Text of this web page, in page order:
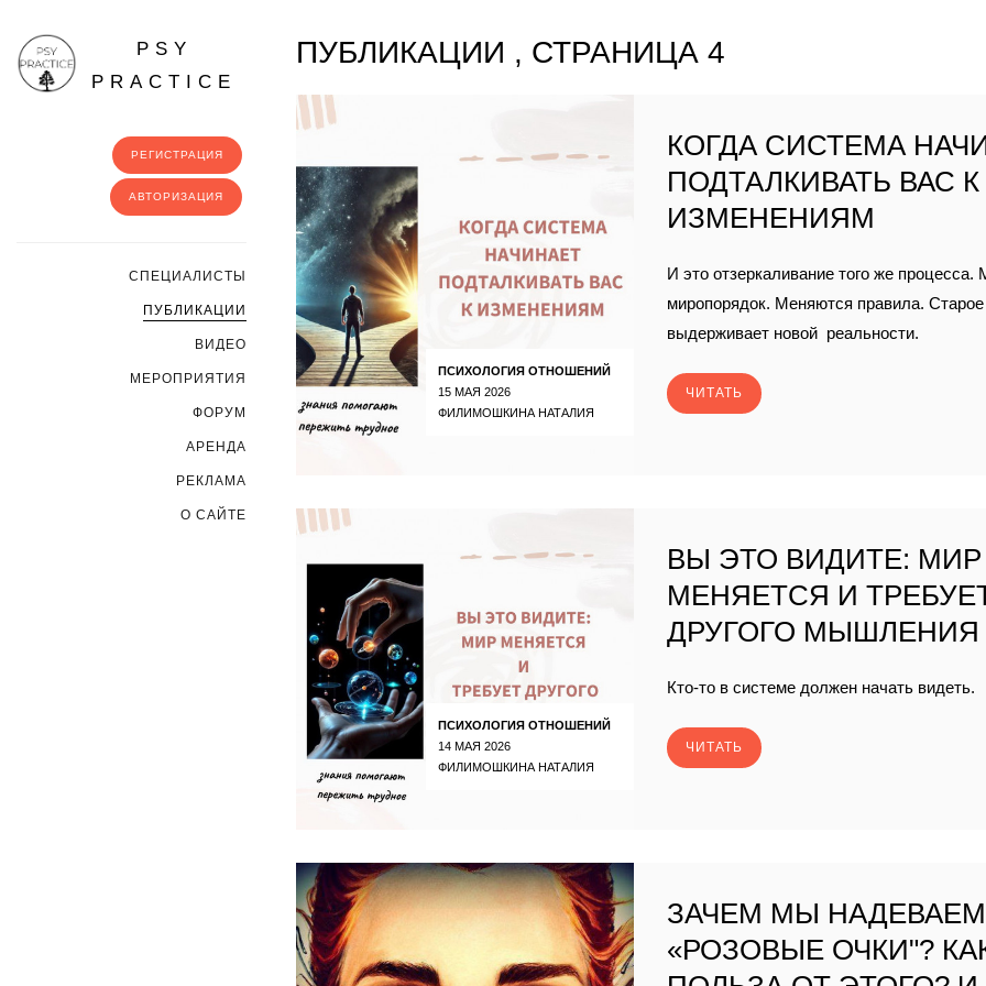
PSY
PRACTICE
РЕГИСТРАЦИЯ
АВТОРИЗАЦИЯ
CПЕЦИАЛИСТЫ
ПУБЛИКАЦИИ
ВИДЕО
МЕРОПРИЯТИЯ
ФОРУМ
АРЕНДА
РЕКЛАМА
О САЙТЕ
ПУБЛИКАЦИИ , СТРАНИЦА 4
ПСИХОЛОГИЯ ОТНОШЕНИЙ
15 МАЯ 2026
ФИЛИМОШКИНА НАТАЛИЯ
КОГДА СИСТЕМА
ПОДТАЛКИВАТЬ ВАС К
ИЗМЕНЕНИЯМ
И это отзеркаливание того же процесса.
миропорядок. Меняются правила.
выдерживает новой реальности.
ЧИТАТЬ
ПСИХОЛОГИЯ ОТНОШЕНИЙ
14 МАЯ 2026
ФИЛИМОШКИНА НАТАЛИЯ
ВЫ ЭТО ВИДИТЕ: МИР
МЕНЯЕТСЯ И
ДРУГОГО МЫШЛЕНИЯ
Кто-то в системе должен начать видеть.
ЧИТАТЬ
ЗАЧЕМ МЫ НАДЕВАЕМ
«РОЗОВЫЕ ОЧКИ"?